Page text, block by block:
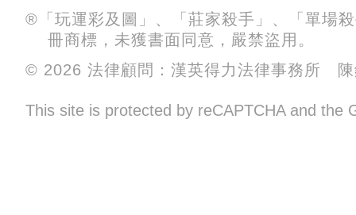
®「玩運彩及圖」、「莊家殺手」、「單場
冊商標，未獲書面同意，嚴禁盜用。
© 2026 法律顧問：漢英得力法律事務所 陳
This site is protected by reCAPTCHA and the